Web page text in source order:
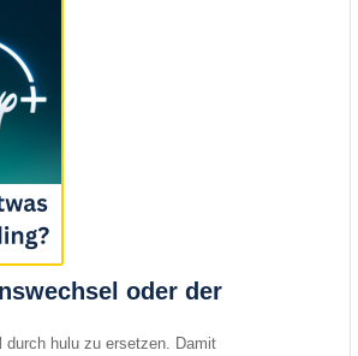
oder der
durch hulu zu ersetzen. Damit